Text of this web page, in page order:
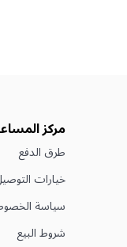
مركز
طرق الدفع
خيارات
سياسة
شروط البيع